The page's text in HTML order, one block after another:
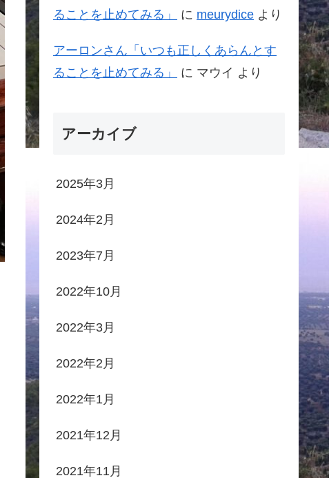
ることを止めてみる」
に meurydice より
アーロンさん「いつも正しくあらんとす
ることを止めてみる」
に マウイ より
アーカイブ
2025年3月
2024年2月
2023年7月
2022年10月
2022年3月
2022年2月
2022年1月
2021年12月
2021年11月